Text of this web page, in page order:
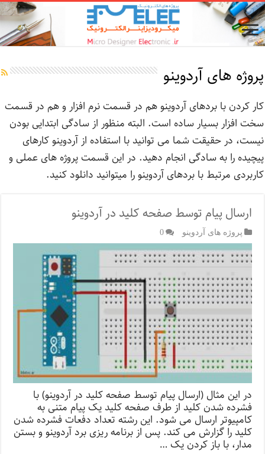
پروژه های آردوینو
کار کردن با بردهای آردوینو هم در قسمت نرم افزار و هم در قسمت
سخت افزار بسیار ساده است. البته منظور از سادگی ابتدایی بودن
نیست، در حقیقت شما می توانید با استفاده از آردوینو کارهای
پیچیده را به سادگی انجام دهید. در این قسمت پروژه های عملی و
کاربردی مرتبط با بردهای آردوینو را میتوانید دانلود کنید.
ارسال پیام توسط صفحه کلید در آردوینو
پروژه های آردوینو 0
در این مثال (ارسال پیام توسط صفحه کلید در آردوینو) با
فشرده شدن کلید از طرف صفحه کلید یک پیام متنی به
کامپیوتر ارسال می شود. این رشته تعداد دفعات فشرده شدن
کلید را گزارش می کند. پس از برنامه ریزی برد آردوینو و بستن
مدار، با باز کردن یک …